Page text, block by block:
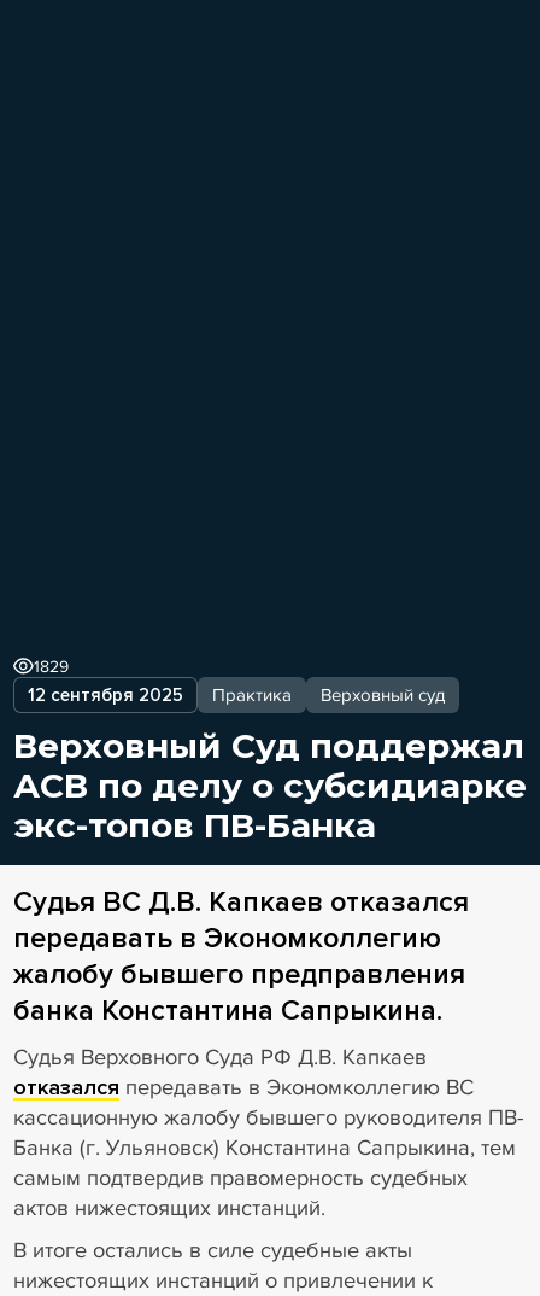
12 сентября 2025 Практика Верховный суд
1829
Верховный Суд поддержал
АСВ по делу о субсидиарке
экс-топов ПВ-Банка
Судья ВС Д.В. Капкаев отказался
передавать в Экономколлегию
жалобу бывшего предправления
банка Константина Сапрыкина.
Судья Верховного Суда РФ Д.В. Капкаев
отказался передавать в Экономколлегию ВС
кассационную жалобу бывшего руководителя ПВ-
Банка (г. Ульяновск) Константина Сапрыкина, тем
самым подтвердив правомерность судебных
актов нижестоящих инстанций.
В итоге остались в силе судебные акты
нижестоящих инстанций о привлечении к